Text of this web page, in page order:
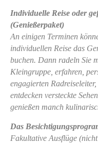
Individuelle Reise oder
(Genießerpaket)
An einigen Terminen
individuellen Reise das
buchen. Dann radeln Sie
Kleingruppe, erfahren,
engagierten
entdecken versteckte
genießen manch
Das
Fakultative Ausflüge